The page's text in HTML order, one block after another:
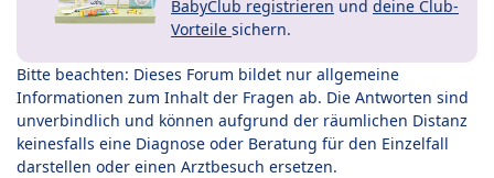
BabyClub registrieren und deine Club-
Vorteile sichern.
Bitte beachten: Dieses Forum bildet nur allgemeine
Informationen zum Inhalt der Fragen ab. Die Antworten sind
unverbindlich und können aufgrund der räumlichen Distanz
keinesfalls eine Diagnose oder Beratung für den Einzelfall
darstellen oder einen Arztbesuch ersetzen.